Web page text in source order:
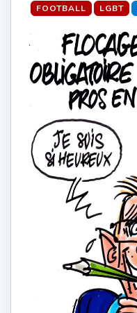
FOOTBALL LGBT